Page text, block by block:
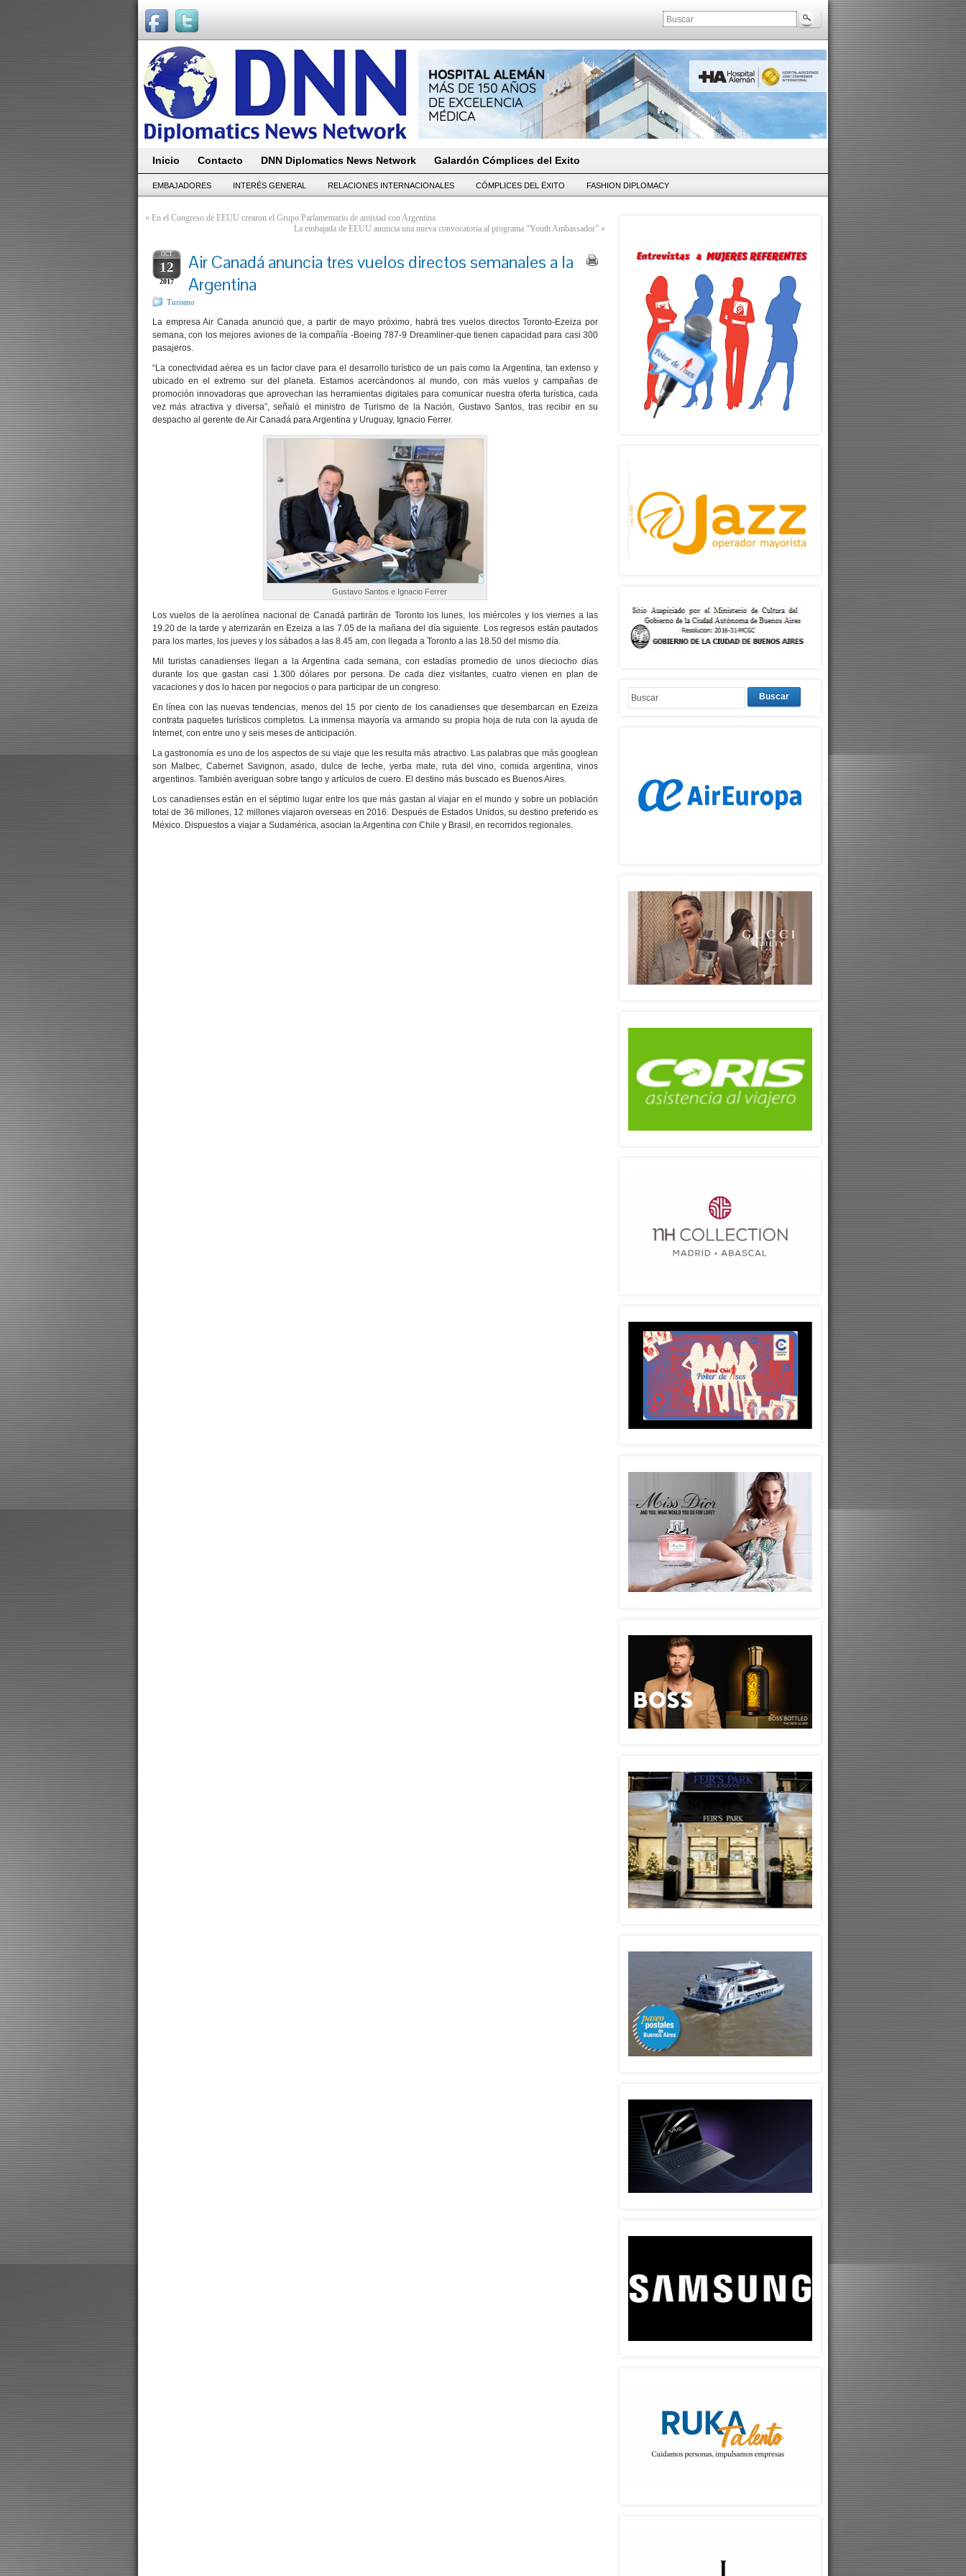
Inicio Contacto DNN Diplomatics News Network Galardón Cómplices del Exito
EMBAJADORES INTERÉS GENERAL RELACIONES INTERNACIONALES CÓMPLICES DEL ËXITO FASHION DIPLOMACY
« En el Congreso de EEUU crearon el Grupo Parlamentario de amistad con Argentina
La embajada de EEUU anuncia una nueva convocatoria al programa “Youth Ambassador” »
OCT
12
2017
Air Canadá anuncia tres vuelos directos semanales a la
Argentina
Turismo
La empresa Air Canada anunció que, a partir de mayo próximo, habrá tres vuelos directos Toronto-Ezeiza por
semana, con los mejores aviones de la compañía -Boeing 787-9 Dreamliner-que tienen capacidad para casi 300
pasajeros.
“La conectividad aérea es un factor clave para el desarrollo turístico de un país como la Argentina, tan extenso y
ubicado en el extremo sur del planeta. Estamos acercándonos al mundo, con más vuelos y campañas de
promoción innovadoras que aprovechan las herramientas digitales para comunicar nuestra oferta turística, cada
vez más atractiva y diversa”, señaló el ministro de Turismo de la Nación, Gustavo Santos, tras recibir en su
despacho al gerente de Air Canadá para Argentina y Uruguay, Ignacio Ferrer.
Gustavo Santos e Ignacio Ferrer
Los vuelos de la aerolínea nacional de Canadá partirán de Toronto los lunes, los miércoles y los viernes a las
19.20 de la tarde y aterrizarán en Ezeiza a las 7.05 de la mañana del día siguiente. Los regresos están pautados
para los martes, los jueves y los sábados a las 8.45 am, con llegada a Toronto a las 18.50 del mismo día.
Mil turistas canadienses llegan a la Argentina cada semana, con estadías promedio de unos dieciocho días
durante los que gastan casi 1.300 dólares por persona. De cada diez visitantes, cuatro vienen en plan de
vacaciones y dos lo hacen por negocios o para participar de un congreso.
En línea con las nuevas tendencias, menos del 15 por ciento de los canadienses que desembarcan en Ezeiza
contrata paquetes turísticos completos. La inmensa mayoría va armando su propia hoja de ruta con la ayuda de
Internet, con entre uno y seis meses de anticipación.
La gastronomía es uno de los aspectos de su viaje que les resulta más atractivo. Las palabras que más googlean
son Malbec, Cabernet Savignon, asado, dulce de leche, yerba mate, ruta del vino, comida argentina, vinos
argentinos. También averiguan sobre tango y artículos de cuero. El destino más buscado es Buenos Aires.
Los canadienses están en el séptimo lugar entre los que más gastan al viajar en el mundo y sobre un población
total de 36 millones, 12 millones viajaron overseas en 2016. Después de Estados Unidos, su destino preferido es
México. Dispuestos a viajar a Sudamérica, asocian la Argentina con Chile y Brasil, en recorridos regionales.
Buscar